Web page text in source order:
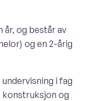
og består av
og en 2-årig
i fag
og